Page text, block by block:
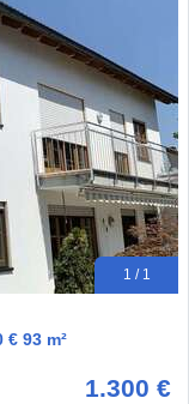
1 / 1
93 m²
1.300 €